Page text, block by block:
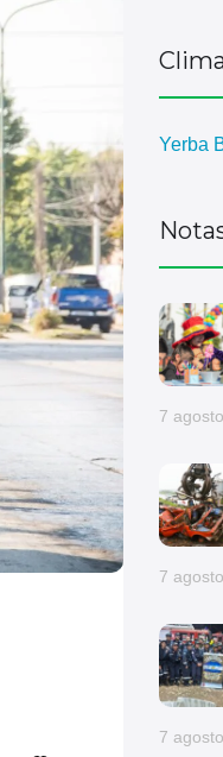
Yerba
7
7
7